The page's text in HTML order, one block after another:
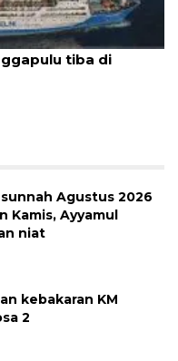
tiba di
Agustus 2026
Kamis, Ayyamul
niat
kebakaran KM
2